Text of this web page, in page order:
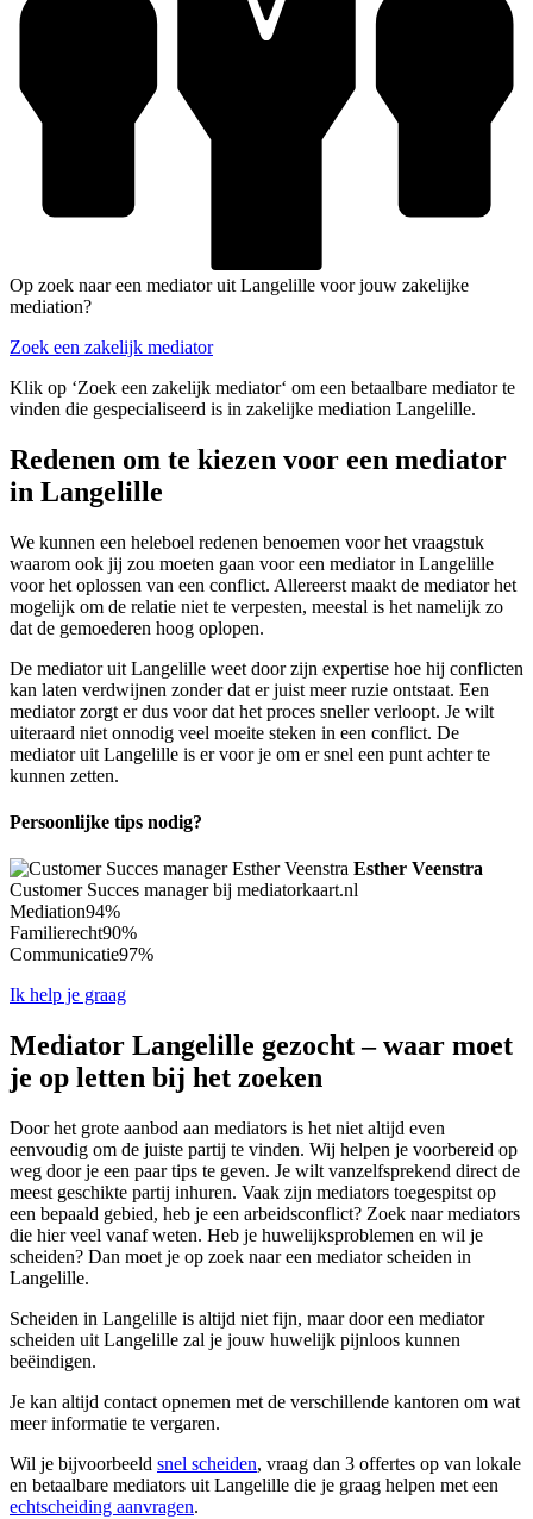
Op zoek naar een mediator uit Langelille voor jouw zakelijke
mediation?
Zoek een zakelijk mediator
Klik op ‘Zoek een zakelijk mediator‘ om een betaalbare mediator te
vinden die gespecialiseerd is in zakelijke mediation Langelille.
Redenen om te kiezen voor een mediator
in Langelille
We kunnen een heleboel redenen benoemen voor het vraagstuk
waarom ook jij zou moeten gaan voor een mediator in Langelille
voor het oplossen van een conflict. Allereerst maakt de mediator het
mogelijk om de relatie niet te verpesten, meestal is het namelijk zo
dat de gemoederen hoog oplopen.
De mediator uit Langelille weet door zijn expertise hoe hij conflicten
kan laten verdwijnen zonder dat er juist meer ruzie ontstaat. Een
mediator zorgt er dus voor dat het proces sneller verloopt. Je wilt
uiteraard niet onnodig veel moeite steken in een conflict. De
mediator uit Langelille is er voor je om er snel een punt achter te
kunnen zetten.
Persoonlijke tips nodig?
Esther Veenstra
Customer Succes manager bij mediatorkaart.nl
Mediation94%
Familierecht90%
Communicatie97%
Ik help je graag
Mediator Langelille gezocht – waar moet
je op letten bij het zoeken
Door het grote aanbod aan mediators is het niet altijd even
eenvoudig om de juiste partij te vinden. Wij helpen je voorbereid op
weg door je een paar tips te geven. Je wilt vanzelfsprekend direct de
meest geschikte partij inhuren. Vaak zijn mediators toegespitst op
een bepaald gebied, heb je een arbeidsconflict? Zoek naar mediators
die hier veel vanaf weten. Heb je huwelijksproblemen en wil je
scheiden? Dan moet je op zoek naar een mediator scheiden in
Langelille.
Scheiden in Langelille is altijd niet fijn, maar door een mediator
scheiden uit Langelille zal je jouw huwelijk pijnloos kunnen
beëindigen.
Je kan altijd contact opnemen met de verschillende kantoren om wat
meer informatie te vergaren.
Wil je bijvoorbeeld snel scheiden, vraag dan 3 offertes op van lokale
en betaalbare mediators uit Langelille die je graag helpen met een
echtscheiding aanvragen.